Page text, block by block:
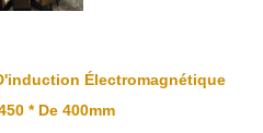
Électromagnétique
* De 400mm